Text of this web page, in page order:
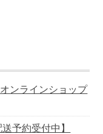
ンラインショップ
予約受付中】